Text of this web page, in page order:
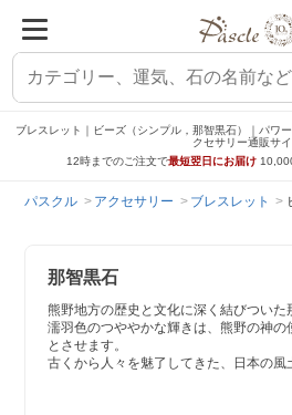
ブレスレット｜ビーズ（シンプル，那智黒石）｜パワ
クセサリー通販サイ
12時までのご注文で最短翌日にお届け
パスクル アクセサリー ブレスレット
那智黒石
熊野地方の歴史と文化に深く結びついた
濡羽色のつややかな輝きは、熊野の神
とさせます。
古くから人々を魅了してきた、日本の風